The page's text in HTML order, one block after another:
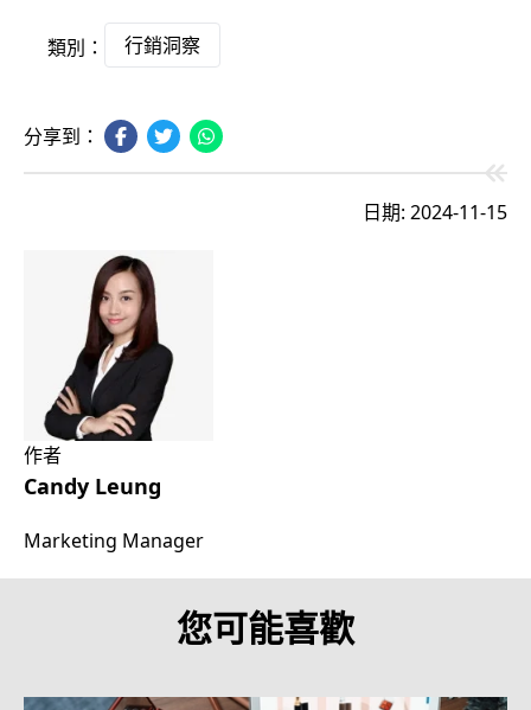
類別： 行銷洞察
分享到：
日期: 2024-11-15
作者
Candy Leung
Marketing Manager
您可能喜歡